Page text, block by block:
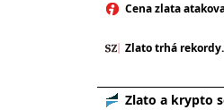
Cena zlata
Zlato trhá
Zlato a krypto